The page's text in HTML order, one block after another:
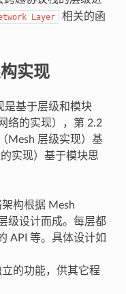
Layer
相关的函
实现
是基于层级和模块
络的实现），第 2.2
Mesh 层级实现）基
实现）基于模块思
构根据 Mesh
级设计而成。每层都
API 等。具体设计如
的功能，供其它程